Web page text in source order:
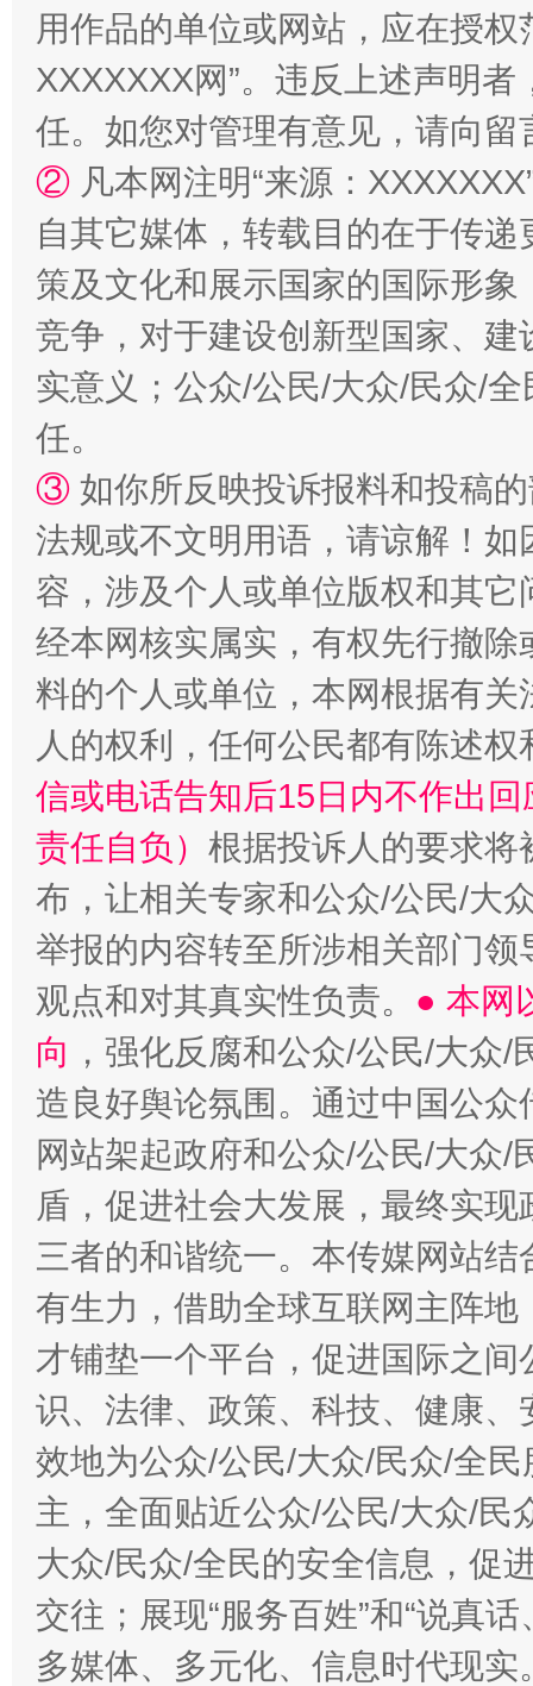
漫山遍野的桃花与雪山、麦地、白藏房 除
招工难、用工荒背后
用作品的单位或网站，应在授
XXXXXXX网”。违反上述声明
任。如您对管理有意见，请向
② 凡本网注明“来源：
自其它媒体，转载目的在于传
策及文化和展示国家的国际形
竞争，对于建设创新型国家、
实意义；公众/公民/大众/民众/
任。
③ 如你所反映投诉报料和投稿
法规或不文明用语，请谅解！
容，涉及个人或单位版权和其它
经本网核实属实，有权先行撤
料的个人或单位，本网根据有
人的权利，任何公民都有陈述
信或电话告知后15日内不作出
责任自负） 根据投诉人的要求将
布，让相关专家和公众/公民/大
举报的内容转至所涉相关部门
观点和对其真实性负责。 ● 本网
向 ，强化反腐和公众/公民/大众
造良好舆论氛围。通过中国公
网站架起政府和公众/公民/大众
盾，促进社会大发展，最终实
三者的和谐统一。本传媒网站
有生力，借助全球互联网主阵
才铺垫一个平台，促进国际之
识、法律、政策、科技、健康
效地为公众/公民/大众/民众/全
主，全面贴近公众/公民/大众/民
大众/民众/全民的安全信息，促
交往；展现“服务百姓”和“说真
多媒体、多元化、信息时代现实